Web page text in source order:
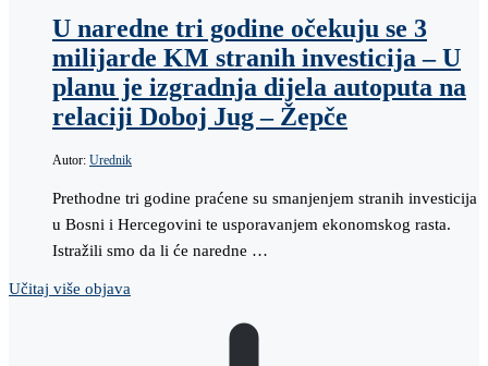
U naredne tri godine očekuju se 3
milijarde KM stranih investicija – U
planu je izgradnja dijela autoputa na
relaciji Doboj Jug – Žepče
Autor: Urednik
Prethodne tri godine praćene su smanjenjem stranih investicija
u Bosni i Hercegovini te usporavanjem ekonomskog rasta.
Istražili smo da li će naredne …
Učitaj više objava